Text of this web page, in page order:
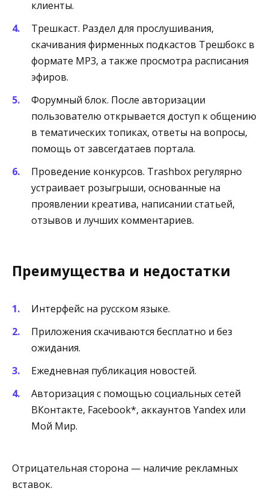
клиенты.
Трешкаст. Раздел для прослушивания,
скачивания фирменных подкастов Трешбокс в
формате MP3, а также просмотра расписания
эфиров.
Форумный блок. После авторизации
пользователю открывается доступ к общению
в тематических топиках, ответы на вопросы,
помощь от завсегдатаев портала.
Проведение конкурсов. Trashbox регулярно
устраивает розыгрыши, основанные на
проявлении креатива, написании статьей,
отзывов и лучших комментариев.
Преимущества и недостатки
Интерфейс на русском языке.
Приложения скачиваются бесплатно и без
ожидания.
Ежедневная публикация новостей.
Авторизация с помощью социальных сетей
ВКонтакте, Facebook*, аккаунтов Yandex или
Мой Мир.
Отрицательная сторона — наличие рекламных
вставок.